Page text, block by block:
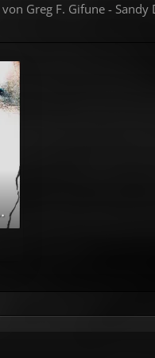
Greg F. Gifune - Sandy